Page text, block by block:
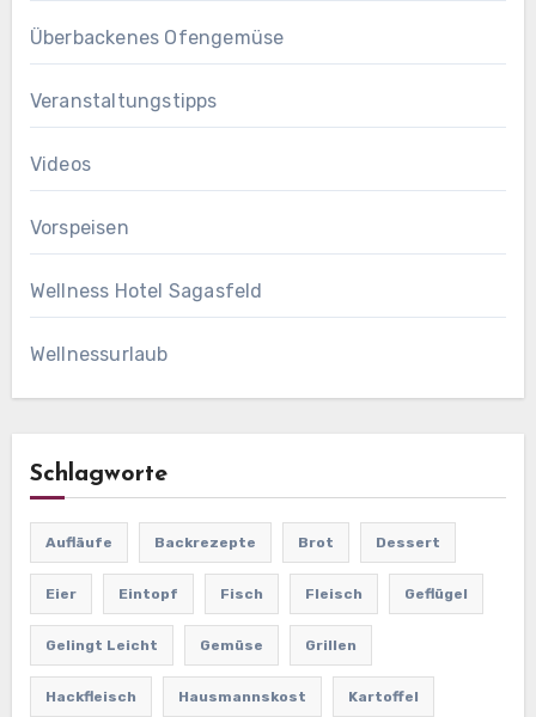
Überbackenes Ofengemüse
Veranstaltungstipps
Videos
Vorspeisen
Wellness Hotel Sagasfeld
Wellnessurlaub
Schlagworte
Aufläufe Backrezepte Brot Dessert
Eier Eintopf Fisch Fleisch Geflügel
Gelingt Leicht Gemüse Grillen
Hackfleisch Hausmannskost Kartoffel